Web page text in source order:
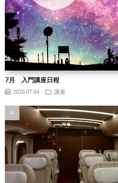
7月 入門講座日程
2020.07.04 講座